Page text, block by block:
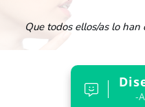
Que todos ellos/as lo
-